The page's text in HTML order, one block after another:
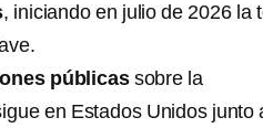
, iniciando en julio de 2026 la
públicas sobre la
en Estados Unidos junto